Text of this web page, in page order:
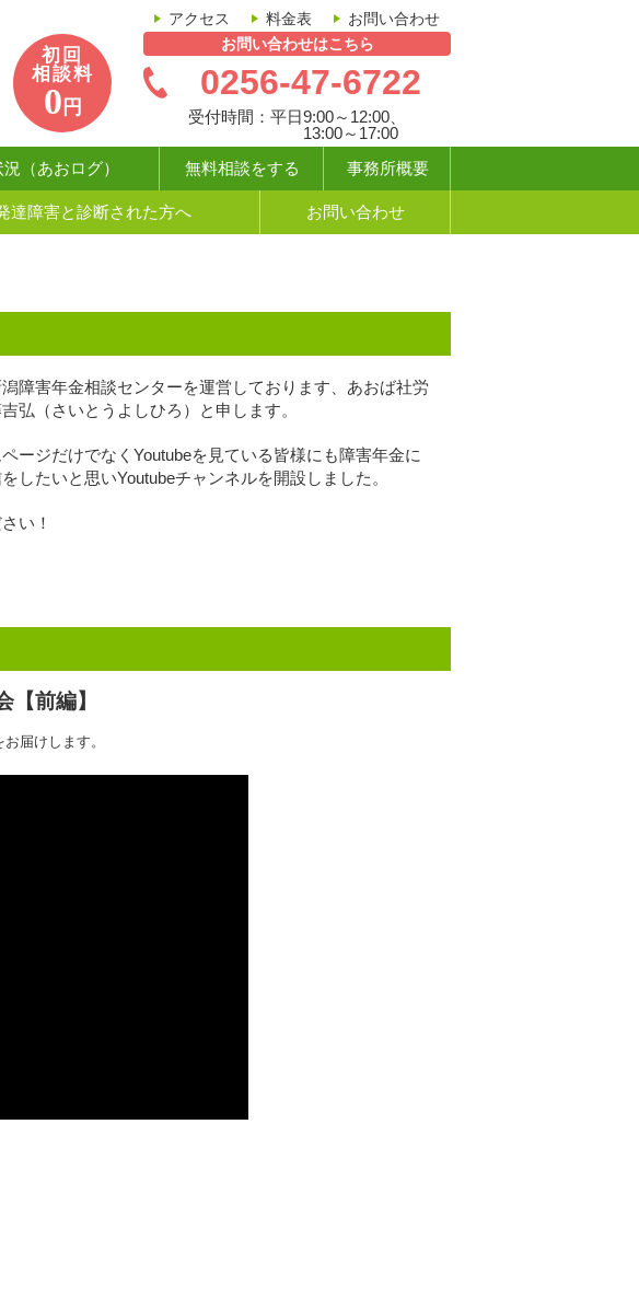
初回
相談料
0 円
アクセス 料金表
お問い合わせ
お問い合わせはこちら
0256-47-6722
受付時間： 平日9:00～12:00、
13:00～17:00
（あおログ） 無料相談をする 事務所概要
達障害と診断された方へ お問い合わせ
障害年金相談センターを運営しております、あおば社労
弘（さいとうよしひろ）と申します。
ージだけでなくYoutubeを見ている皆様にも障害年金に
したいと思いYoutubeチャンネルを開設しました。
い！
【前編】
届けします。